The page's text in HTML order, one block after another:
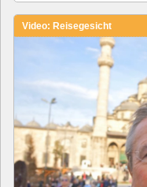
Video: Reisegesicht